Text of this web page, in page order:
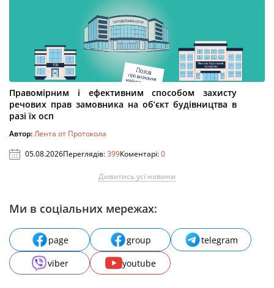
Правомірним і ефективним способом захисту
речових прав замовника на об’єкт будівництва в
разі їх осп
Автор:Лента от Протокола
05.08.2026Переглядів:399Коментарі:0
Дивитись усі новини
Ми в соціальних мережах:
page group
telegram
viber
youtube